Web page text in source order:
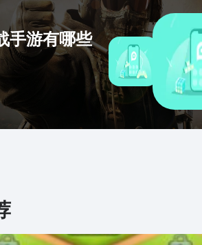
手游有哪些